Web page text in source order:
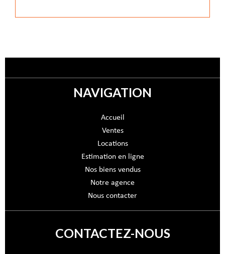
NAVIGATION
Accueil
Ventes
Locations
Estimation en ligne
Nos biens vendus
Notre agence
Nous contacter
CONTACTEZ-NOUS